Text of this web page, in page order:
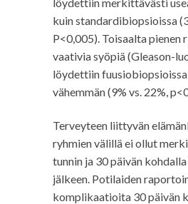
kuin standardibiopsioissa
P<0,005). Toisaalta pienen
vaativia syöpiä (Gleason-
löydettiin
vähemmän (9% vs. 22%,
Terveyteen liittyvän
ryhmien välillä ei ollut
tunnin ja 30 päivän
jälkeen. Potilaiden
komplikaatioita 30 päivän